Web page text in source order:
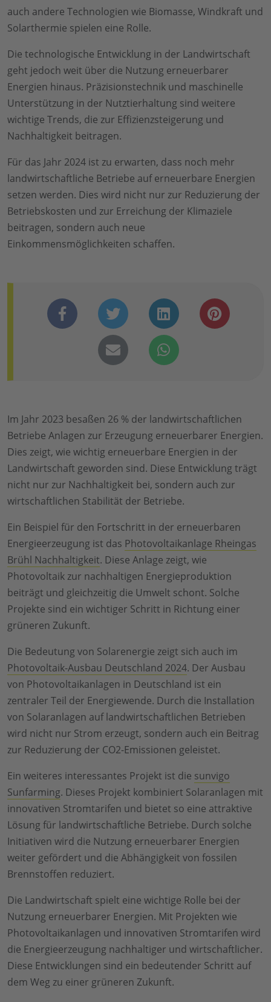
auch andere Technologien wie Biomasse, Windkraft und
Solarthermie spielen eine Rolle.
Die technologische Entwicklung in der Landwirtschaft
geht jedoch weit über die Nutzung erneuerbarer
Energien hinaus. Präzisionstechnik und maschinelle
Unterstützung in der Nutztierhaltung sind weitere
wichtige Trends, die zur Effizienzsteigerung und
Nachhaltigkeit beitragen.
Für das Jahr 2024 ist zu erwarten, dass noch mehr
landwirtschaftliche Betriebe auf erneuerbare Energien
setzen werden. Dies wird nicht nur zur Reduzierung der
Betriebskosten und zur Erreichung der Klimaziele
beitragen, sondern auch neue
Einkommensmöglichkeiten schaffen.
Im Jahr 2023 besaßen 26 % der landwirtschaftlichen
Betriebe Anlagen zur Erzeugung erneuerbarer Energien.
Dies zeigt, wie wichtig erneuerbare Energien in der
Landwirtschaft geworden sind. Diese Entwicklung trägt
nicht nur zur Nachhaltigkeit bei, sondern auch zur
wirtschaftlichen Stabilität der Betriebe.
Ein Beispiel für den Fortschritt in der erneuerbaren
Energieerzeugung ist das Photovoltaikanlage Rheingas
Brühl Nachhaltigkeit. Diese Anlage zeigt, wie
Photovoltaik zur nachhaltigen Energieproduktion
beiträgt und gleichzeitig die Umwelt schont. Solche
Projekte sind ein wichtiger Schritt in Richtung einer
grüneren Zukunft.
Die Bedeutung von Solarenergie zeigt sich auch im
Photovoltaik-Ausbau Deutschland 2024. Der Ausbau
von Photovoltaikanlagen in Deutschland ist ein
zentraler Teil der Energiewende. Durch die Installation
von Solaranlagen auf landwirtschaftlichen Betrieben
wird nicht nur Strom erzeugt, sondern auch ein Beitrag
zur Reduzierung der CO2-Emissionen geleistet.
Ein weiteres interessantes Projekt ist die sunvigo
Sunfarming. Dieses Projekt kombiniert Solaranlagen mit
innovativen Stromtarifen und bietet so eine attraktive
Lösung für landwirtschaftliche Betriebe. Durch solche
Initiativen wird die Nutzung erneuerbarer Energien
weiter gefördert und die Abhängigkeit von fossilen
Brennstoffen reduziert.
Die Landwirtschaft spielt eine wichtige Rolle bei der
Nutzung erneuerbarer Energien. Mit Projekten wie
Photovoltaikanlagen und innovativen Stromtarifen wird
die Energieerzeugung nachhaltiger und wirtschaftlicher.
Diese Entwicklungen sind ein bedeutender Schritt auf
dem Weg zu einer grüneren Zukunft.